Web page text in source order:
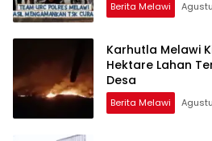
Berita Melawi
Karhutla Melawi
Hektare Lahan
Desa
Berita Melawi